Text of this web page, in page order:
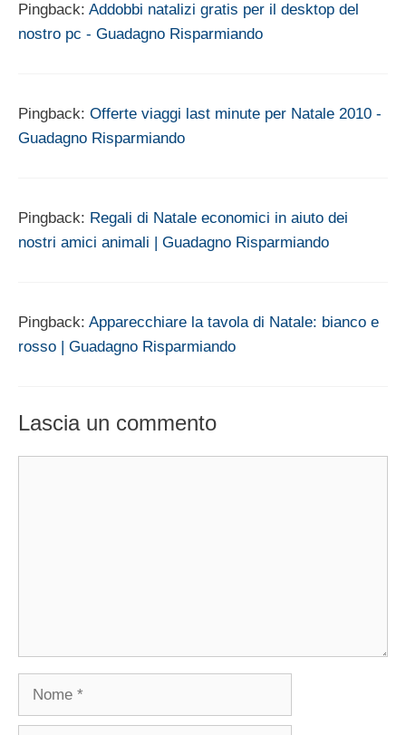
Pingback: Addobbi natalizi gratis per il desktop del
nostro pc - Guadagno Risparmiando
Pingback: Offerte viaggi last minute per Natale 2010 -
Guadagno Risparmiando
Pingback: Regali di Natale economici in aiuto dei
nostri amici animali | Guadagno Risparmiando
Pingback: Apparecchiare la tavola di Natale: bianco e
rosso | Guadagno Risparmiando
Lascia un commento